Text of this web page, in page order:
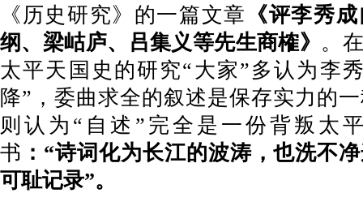
《历史研究》的一篇文章 《评李秀
纲、梁岵庐、吕集义等先生商榷》 。
太平天国史的研究“大家”多认为李
降”，委曲求全的叙述是保存实力的
则认为“自述”完全是一份背叛太
书 ： “诗词化为长江的波涛，也洗不
可耻记录”。